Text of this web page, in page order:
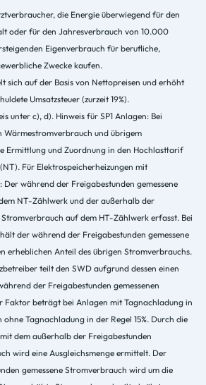
die Energie überwiegend für den
oder für den Jahresverbrauch von 10.000
Eigenverbrauch für berufliche,
Zwecke kaufen.
sich auf der Basis von Nettopreisen und erhöht
Umsatzsteuer (zurzeit 19%).
unter c), d). Hinweis für SP1 Anlagen: Bei
Wärmestromverbrauch und übrigem
Ermittlung und Zuordnung in den Hochlasttarif
Für Elektrospeicherheizungen mit
Der während der Freigabestunden gemessene
NT-Zählwerk und der außerhalb der
Stromverbrauch auf dem HT-Zählwerk erfasst. Bei
der während der Freigabestunden gemessene
erheblichen Anteil des übrigen Stromverbrauchs.
teilt den SWD aufgrund dessen einen
der Freigabestunden gemessenen
Faktor beträgt bei Anlagen mit Tagnachladung in
ohne Tagnachladung in der Regel 15%. Durch die
dem außerhalb der Freigabestunden
wird eine Ausgleichsmenge ermittelt. Der
gemessene Stromverbrauch wird um die